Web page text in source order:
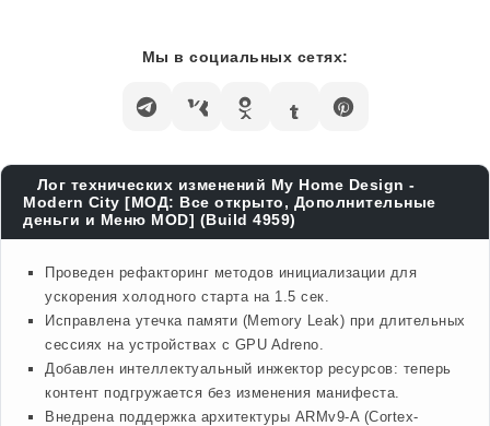
Мы в социальных сетях:
Лог технических изменений My Home Design -
Modern City [МОД: Все открыто, Дополнительные
деньги и Меню MOD] (Build 4959)
Проведен рефакторинг методов инициализации для
ускорения холодного старта на 1.5 сек.
Исправлена утечка памяти (Memory Leak) при длительных
сессиях на устройствах с GPU Adreno.
Добавлен интеллектуальный инжектор ресурсов: теперь
контент подгружается без изменения манифеста.
Внедрена поддержка архитектуры ARMv9-A (Cortex-